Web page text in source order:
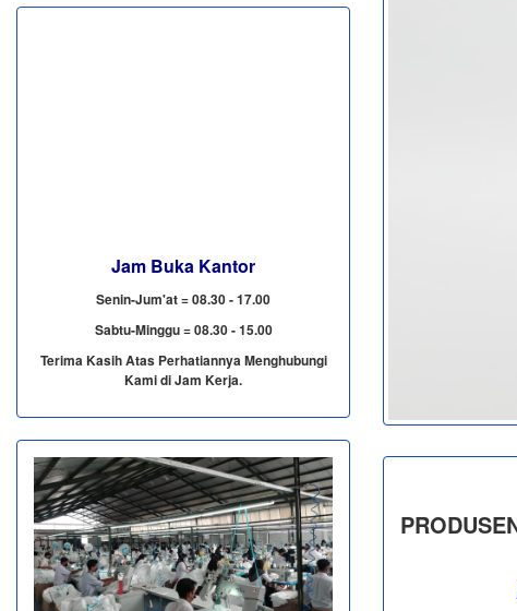
Jam Buka Kantor
Senin-Jum'at = 08.30 - 17.00
Sabtu-Minggu = 08.30 - 15.00
Terima Kasih Atas Perhatiannya Menghubungi
Kami di Jam Kerja.